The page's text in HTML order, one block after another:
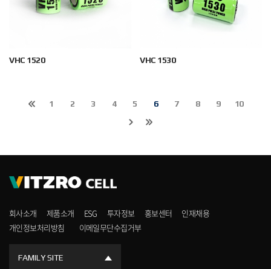
VHC 1520 VHC 1530
1 2 3 4 5 6 7 8 9 10
회사소개 제품소개 ESG 투자정보 홍보센터
인재채용
개인정보처리방침
이메일무단수집거부
FAMILY SITE